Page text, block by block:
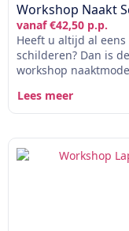
Workshop Naakt
vanaf €42,50 p.p.
Heeft u altijd al
schilderen? Dan is
workshop
Lees meer